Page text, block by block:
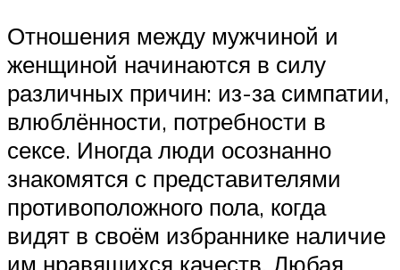
Отношения между мужчиной и
женщиной начинаются в силу
различных причин: из-за симпатии,
влюблённости, потребности в
сексе. Иногда люди осознанно
знакомятся с представителями
противоположного пола, когда
видят в своём избраннике наличие
им нравящихся качеств. Любая